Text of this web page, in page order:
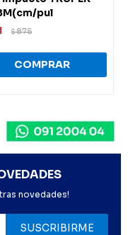
pul
$875
novedades!
SUSCRIBIRME